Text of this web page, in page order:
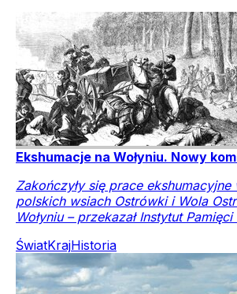
Ekshumacje na Wołyniu. Nowy
Zakończyły się prace
polskich wsiach Ostrówki i Wola
Wołyniu – przekazał Instytut
ŚwiatKrajHistoria